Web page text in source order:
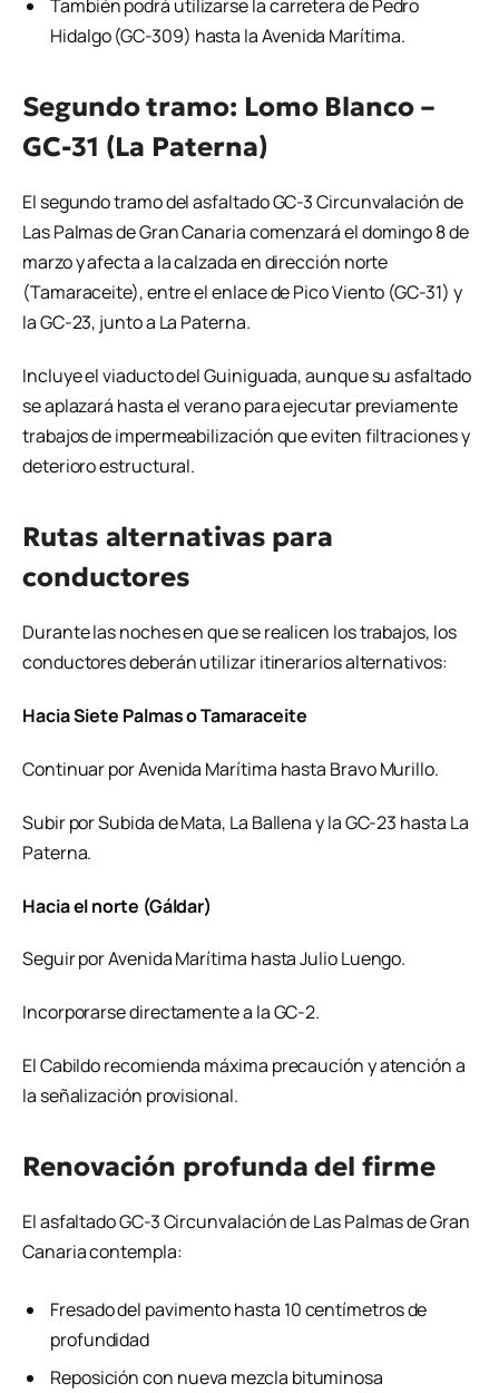
También podrá utilizarse la carretera de Pedro
Hidalgo (GC-309) hasta la Avenida Marítima.
Segundo tramo: Lomo Blanco –
GC-31 (La Paterna)
El segundo tramo del asfaltado GC-3 Circunvalación de
Las Palmas de Gran Canaria comenzará el domingo 8 de
marzo y afecta a la calzada en dirección norte
(Tamaraceite), entre el enlace de Pico Viento (GC-31) y
la GC-23, junto a La Paterna.
Incluye el viaducto del Guiniguada, aunque su asfaltado
se aplazará hasta el verano para ejecutar previamente
trabajos de impermeabilización que eviten filtraciones y
deterioro estructural.
Rutas alternativas para
conductores
Durante las noches en que se realicen los trabajos, los
conductores deberán utilizar itinerarios alternativos:
Hacia Siete Palmas o Tamaraceite
Continuar por Avenida Marítima hasta Bravo Murillo.
Subir por Subida de Mata, La Ballena y la GC-23 hasta La
Paterna.
Hacia el norte (Gáldar)
Seguir por Avenida Marítima hasta Julio Luengo.
Incorporarse directamente a la GC-2.
El Cabildo recomienda máxima precaución y atención a
la señalización provisional.
Renovación profunda del firme
El asfaltado GC-3 Circunvalación de Las Palmas de Gran
Canaria contempla:
Fresado del pavimento hasta 10 centímetros de
profundidad
Reposición con nueva mezcla bituminosa